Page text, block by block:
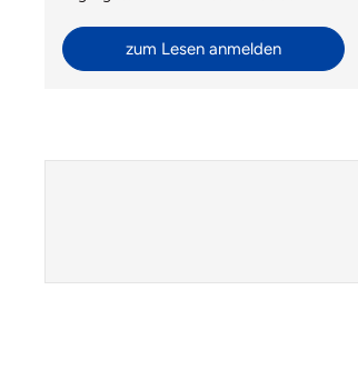
präsentieren.zum Lesen anmelden